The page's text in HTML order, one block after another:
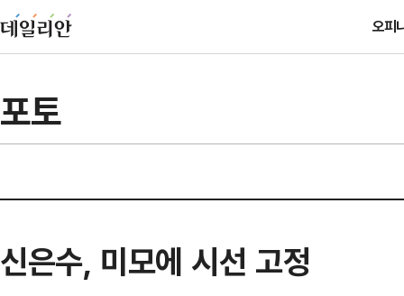
오피
포토
신은수, 미모에 시선 고정